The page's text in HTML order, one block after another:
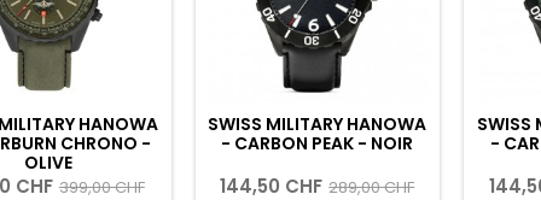
HANOWA
CHRONO -
OLIVE
CHF 399,00 CHF
SWISS MILITARY HANOWA
- CARBON PEAK - NOIR
144,50 CHF 289,00 CHF
SWISS
-